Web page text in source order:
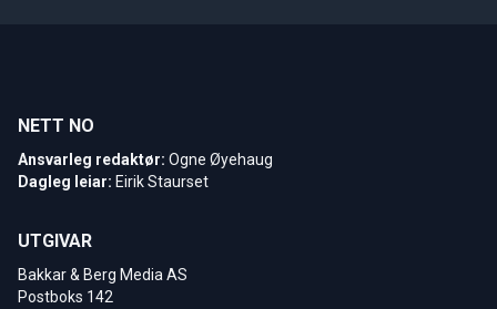
NETT NO
Ansvarleg redaktør: Ogne Øyehaug
Dagleg leiar: Eirik Staurset
UTGIVAR
Bakkar & Berg Media AS
Postboks 142